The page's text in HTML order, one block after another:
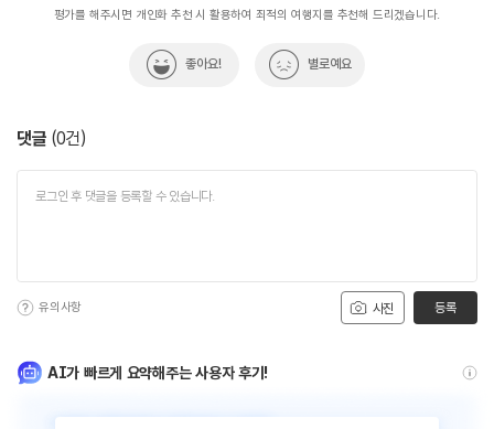
평가를 해주시면 개인화 추천 시 활용하여 최적의 여행지를 추천해 드리겠습니다.
좋아요! 별로예요
댓글 (0건)
사진
유의사항 등록
AI가 빠르게 요약해주는 사용자 후기!